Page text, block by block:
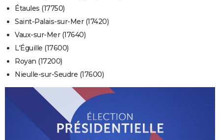
Étaules (17750)
Saint-Palais-sur-Mer (17420)
Vaux-sur-Mer (17640)
L'Éguille (17600)
Royan (17200)
Nieulle-sur-Seudre (17600)